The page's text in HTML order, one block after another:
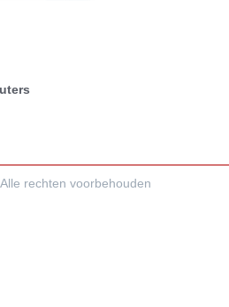
rechten voorbehouden